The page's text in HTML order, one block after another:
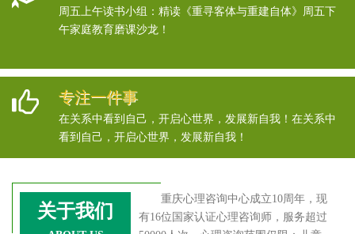
周五上午读书小组：精读《重寻客体与重建自体》周五下
午家庭教育磨课沙龙！
专注一件事
在关系中看到自己，开启心世界，发展新自我！在关系中
看到自己，开启心世界，发展新自我！
关于我们
重庆心理咨询中心成立10周年，现
有16位国家认证心理咨询师，服务超过